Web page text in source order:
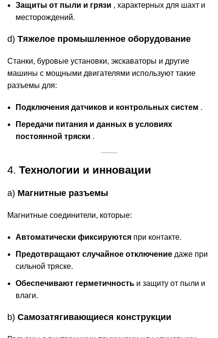
Защиты от пыли и грязи , характерных для шахт и
месторождений.
d) Тяжелое промышленное оборудование
Станки, буровые установки, экскаваторы и другие
машины с мощными двигателями используют такие
разъемы для:
Подключения датчиков и контрольных систем .
Передачи питания и данных в условиях
постоянной тряски .
4. Технологии и инновации
a) Магнитные разъемы
Магнитные соединители, которые:
Автоматически фиксируются при контакте.
Предотвращают случайное отключение даже при
сильной тряске.
Обеспечивают герметичность и защиту от пыли и
влаги.
b) Самозатягивающиеся конструкции